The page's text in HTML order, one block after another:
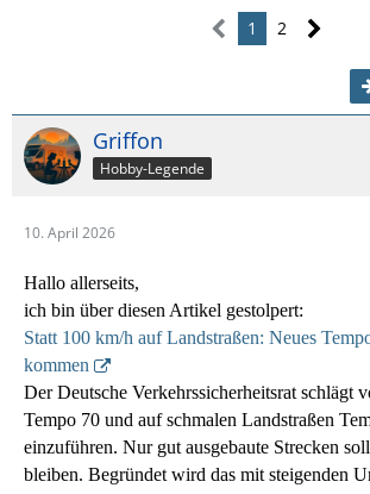
1 2
Griffon
Hobby-Legende
10. April 2026
Hallo allerseits,
ich bin über diesen Artikel gestolpert:
Statt 100 km/h auf Landstraßen: Neues
kommen
Der Deutsche Verkehrssicherheitsrat schlägt
Tempo 70 und auf schmalen Landstraßen
einzuführen. Nur gut ausgebaute Strecken
bleiben. Begründet wird das mit steigenden